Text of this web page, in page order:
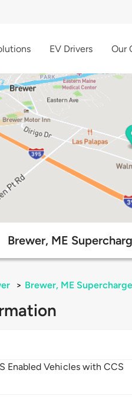
EV Drivers Our
Brewer, ME
> Brewer, ME
Enabled Vehicles with CCS